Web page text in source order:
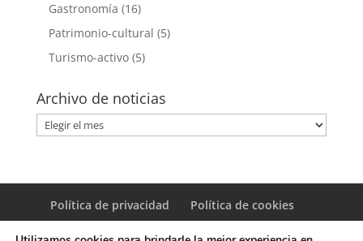
Gastronomía (16)
Patrimonio-cultural (5)
Turismo-activo(5)
Archivo de noticias
Archivo
de
Política de privacidad Política de cookies